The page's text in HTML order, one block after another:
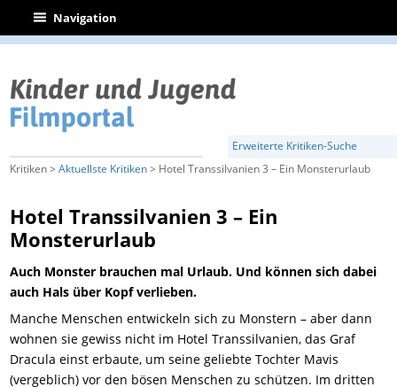
| Navigation
Erweiterte Kritiken-Suche
Kritiken >Aktuellste Kritiken> Hotel Transsilvanien 3 – Ein Monsterurlaub
Hotel Transsilvanien 3 – Ein
Monsterurlaub
Auch Monster brauchen mal Urlaub. Und können sich dabei
auch Hals über Kopf verlieben.
Manche Menschen entwickeln sich zu Monstern – aber dann
wohnen sie gewiss nicht im Hotel Transsilvanien, das Graf
Dracula einst erbaute, um seine geliebte Tochter Mavis
(vergeblich) vor den bösen Menschen zu schützen. Im dritten